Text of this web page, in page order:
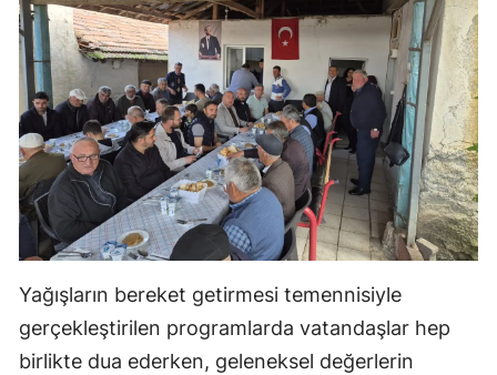
Yağışların bereket getirmesi temennisiyle
gerçekleştirilen programlarda vatandaşlar hep
birlikte dua ederken, geleneksel değerlerin